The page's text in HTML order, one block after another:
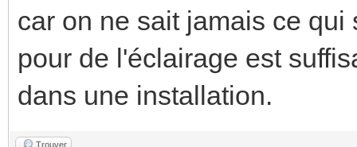
car on ne sait jamais ce qui
pour de l'éclairage est
dans une installation.
Trouver